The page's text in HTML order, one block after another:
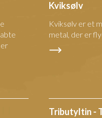
Kviksølv
Kviksølv er et
metal, der er
Tributyltin -